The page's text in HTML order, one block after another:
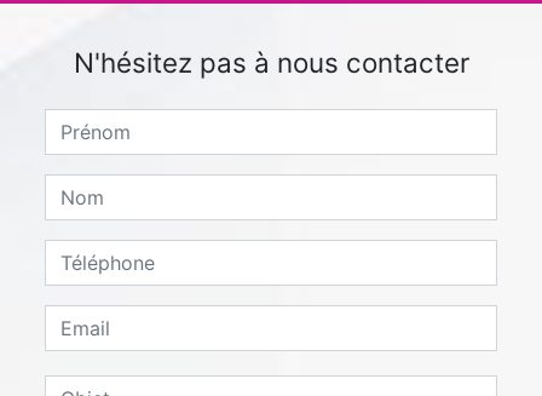
N'hésitez pas à nous contacter